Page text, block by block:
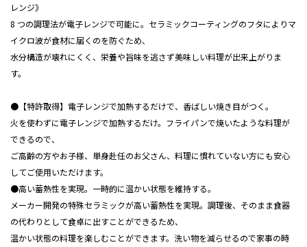
レンジ》
8 つの調理法が電子レンジで可能に。セラミックコーティングのフタによりマ
イクロ波が食材に届くのを防ぐため、
水分構造が壊れにくく、栄養や旨味を逃さず美味しい料理が出来上がりま
す。
●【特許取得】電子レンジで加熱するだけで、香ばしい焼き目がつく。
火を使わずに電子レンジで加熱するだけ。フライパンで焼いたような料理が
できるので、
ご高齢の方やお子様、単身赴任のお父さん、料理に慣れていない方にも安心
してご使用いただけます。
●高い蓄熱性を実現。一時的に温かい状態を維持する。
メーカー開発の特殊セラミックが高い蓄熱性を実現。調理後、そのまま食器
の代わりとして食卓に出すことができるため、
温かい状態の料理を楽しむことができます。洗い物を減らせるので家事の時